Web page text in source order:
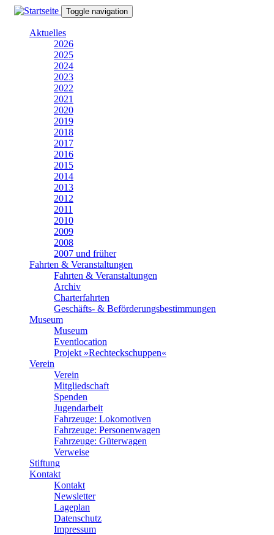
Direkt
Toggle navigation
Aktuelles
2026
2025
2024
2023
2022
2021
2020
2019
2018
2017
2016
2015
2014
2013
2012
2011
2010
2009
2008
2007 und früher
Fahrten & Veranstaltungen
Fahrten & Veranstaltungen
Archiv
Charterfahrten
Geschäfts- & Beförderungsbestimmungen
Museum
Museum
Eventlocation
Projekt »Rechteckschuppen«
Verein
Verein
Mitgliedschaft
Spenden
Jugendarbeit
Fahrzeuge: Lokomotiven
Fahrzeuge: Personenwagen
Fahrzeuge: Güterwagen
Verweise
Stiftung
Kontakt
Kontakt
Newsletter
Lageplan
Datenschutz
Impressum